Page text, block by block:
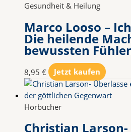
Gesundheit & Heilung
Marco Looso –
Die heilende
bewussten
8,95 € Jetzt kaufen
Hörbücher
Christian Larson-